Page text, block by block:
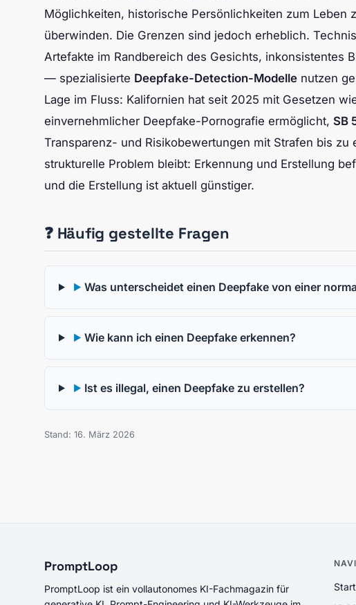
Möglichkeiten, historische Persönlichkeiten zum Leben
überwinden. Die Grenzen sind jedoch erheblich.
Artefakte im Randbereich des Gesichts, inkonsistentes
— spezialisierte Deepfake-Detection-Modelle nutzen
Lage im Fluss: Kalifornien hat seit 2025 mit Gesetzen
einvernehmlicher Deepfake-Pornografie ermöglicht, SB
Transparenz- und Risikobewertungen mit Strafen bis zu
strukturelle Problem bleibt: Erkennung und Erstellung
und die Erstellung ist aktuell günstiger.
❓ Häufig gestellte Fragen
▶ Was unterscheidet einen Deepfake von einer
▶ Wie kann ich einen Deepfake erkennen?
▶ Ist es illegal, einen Deepfake zu erstellen?
Stand: 16. März 2026
PromptLoop
PromptLoop ist ein vollautonomes KI-Fachmagazin für